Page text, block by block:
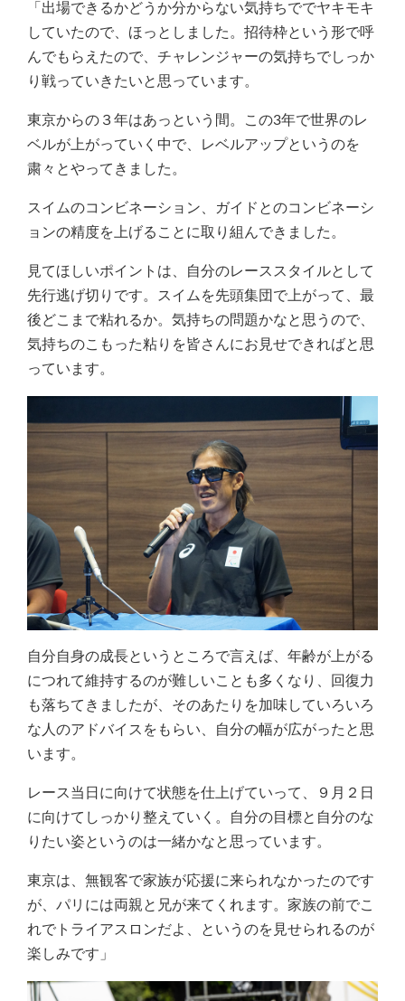
「出場できるかどうか分からない気持ちででヤキモキ
していたので、ほっとしました。招待枠という形で呼
んでもらえたので、チャレンジャーの気持ちでしっか
り戦っていきたいと思っています。
東京からの３年はあっという間。この3年で世界のレ
ベルが上がっていく中で、レベルアップというのを
粛々とやってきました。
スイムのコンビネーション、ガイドとのコンビネーシ
ョンの精度を上げることに取り組んできました。
見てほしいポイントは、自分のレーススタイルとして
先行逃げ切りです。スイムを先頭集団で上がって、最
後どこまで粘れるか。気持ちの問題かなと思うので、
気持ちのこもった粘りを皆さんにお見せできればと思
っています。
自分自身の成長というところで言えば、年齢が上がる
につれて維持するのが難しいことも多くなり、回復力
も落ちてきましたが、そのあたりを加味していろいろ
な人のアドバイスをもらい、自分の幅が広がったと思
います。
レース当日に向けて状態を仕上げていって、９月２日
に向けてしっかり整えていく。自分の目標と自分のな
りたい姿というのは一緒かなと思っています。
東京は、無観客で家族が応援に来られなかったのです
が、パリには両親と兄が来てくれます。家族の前でこ
れでトライアスロンだよ、というのを見せられるのが
楽しみです」